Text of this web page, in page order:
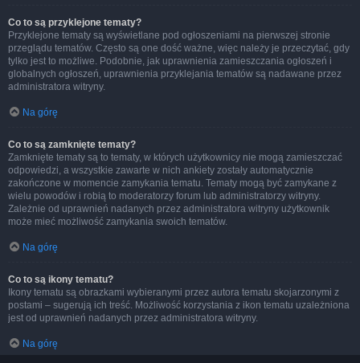
Co to są przyklejone tematy?
Przyklejone tematy są wyświetlane pod ogłoszeniami na pierwszej stronie
przeglądu tematów. Często są one dość ważne, więc należy je przeczytać, gdy
tylko jest to możliwe. Podobnie, jak uprawnienia zamieszczania ogłoszeń i
globalnych ogłoszeń, uprawnienia przyklejania tematów są nadawane przez
administratora witryny.
Na górę
Co to są zamknięte tematy?
Zamknięte tematy są to tematy, w których użytkownicy nie mogą zamieszczać
odpowiedzi, a wszystkie zawarte w nich ankiety zostały automatycznie
zakończone w momencie zamykania tematu. Tematy mogą być zamykane z
wielu powodów i robią to moderatorzy forum lub administratorzy witryny.
Zależnie od uprawnień nadanych przez administratora witryny użytkownik
może mieć możliwość zamykania swoich tematów.
Na górę
Co to są ikony tematu?
Ikony tematu są obrazkami wybieranymi przez autora tematu skojarzonymi z
postami – sugerują ich treść. Możliwość korzystania z ikon tematu uzależniona
jest od uprawnień nadanych przez administratora witryny.
Na górę